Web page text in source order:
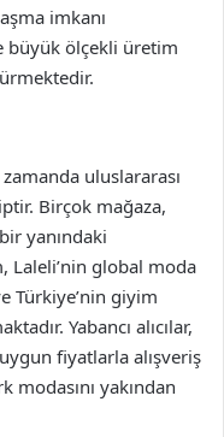
imkanı
büyük ölçekli üretim
uluslararası
Birçok mağaza,
yanındaki
Laleli’nin global moda
Türkiye’nin giyim
Yabancı alıcılar,
fiyatlarla alışveriş
modasını yakından